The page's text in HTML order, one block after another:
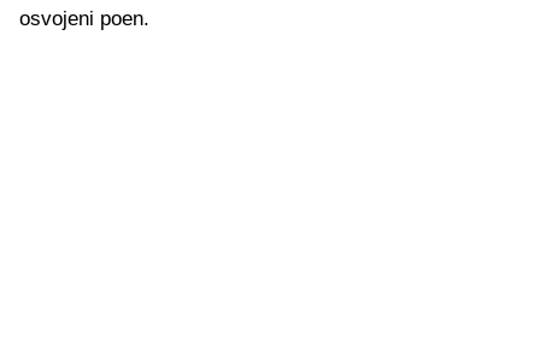
osvojeni poen.